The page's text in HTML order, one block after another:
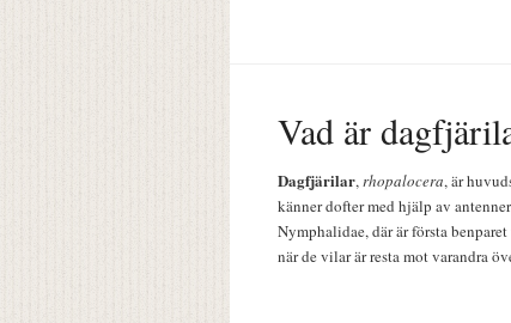
Vad är
Dagfjärilar,rhopalocera, är
känner dofter med hjälp av
Nymphalidae, där är första
när de vilar är resta mot varandra